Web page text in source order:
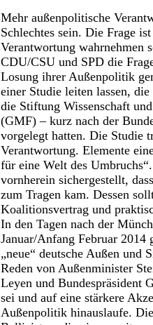
Mehr außenpolitische
Schlechtes sein. Die Frage
Verantwortung wahrnehmen
CDU/CSU und SPD die
Losung ihrer Außenpolitik
einer Studie leiten lassen,
die Stiftung Wissenschaft
(GMF) – kurz nach der
vorgelegt hatten. Die Studie
Verantwortung. Elemente
für eine Welt des
vornherein sichergestellt,
zum Tragen kam. Dessen
Koalitionsvertrag und
In den Tagen nach der
Januar/Anfang Februar 2014
„neue“ deutsche Außen
Reden von Außenminister
Leyen und Bundespräsident
sei und auf eine stärkere
Außenpolitik hinauslaufe.